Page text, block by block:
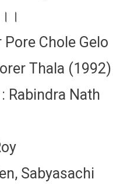
।।
Chole Gelo
Thala (1992)
Rabindra Nath
Sabyasachi